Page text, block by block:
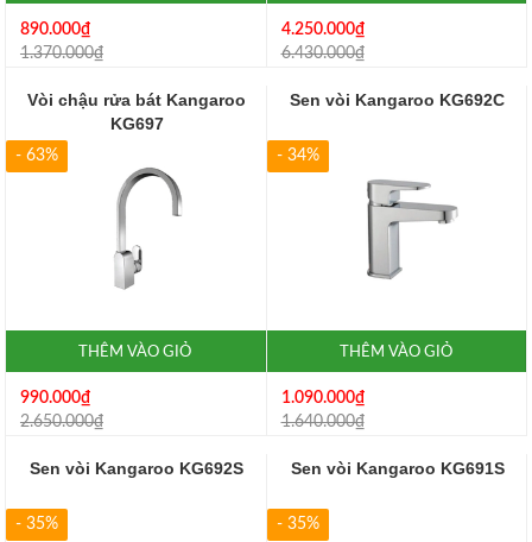
890.000₫
1.370.000₫
4.250.000₫
6.430.000₫
Vòi chậu rửa bát Kangaroo
KG697
- 63%
THÊM VÀO GIỎ
990.000₫
2.650.000₫
Sen vòi Kangaroo KG692C
- 34%
THÊM VÀO GIỎ
1.090.000₫
1.640.000₫
Sen vòi Kangaroo KG692S
- 35%
Sen vòi Kangaroo KG691S
- 35%